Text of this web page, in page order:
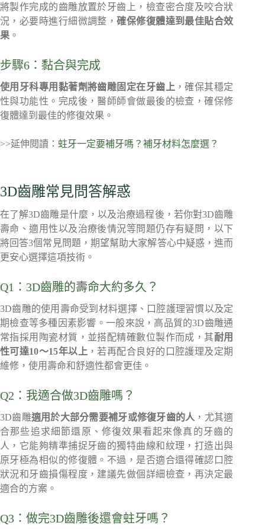
將製作完成的齒雕放置於牙齒上，檢查密合度及咬合狀
況，必要時進行細微調整，確保修復體達到最佳貼合效
果 。
步驟6：黏合與完成
使用牙科專用黏著劑將齒雕固定在牙齒上 ，確保其穩定
性與功能性。完成後，醫師師會做最後的檢查，確保修
復體達到最佳的修復效果。
>>延伸閱讀： 蛀牙一定要補牙嗎？補牙材料怎麼選？
3D齒雕常見問答解惑
在了解3D齒雕是什麼，以及治療過程後，若你對3D齒雕
壽命、適用性以及治療後情況等問題仍存有疑問，以下
將回答3個常見問題，期望幫助大家解答心中疑惑，進而
更安心選擇這項技術。
Q1：3D齒雕的壽命大約多久？
3D齒雕的使用壽命受到材料選擇、口腔護理習慣以及定
期檢查等多種因素影響。一般來說，高品質的3D齒雕通
常指採用陶瓷材質，並搭配精確數位製作而成，其耐用
性可達10～15年以上 ，若再配合良好的口腔護理及定期
維修，使用壽命和舒適性都會更佳。
Q2：我適合做3D齒雕嗎？
3D齒雕適用於大部分需要補牙或修復牙齒的人 ，尤其適
合那些追求細節還原、修復效果看起來像真的牙齒的
人，它能夠精準捕捉牙齒的獨特曲線和紋理，打造出與
原牙極為相似的修復體。不過，是否適合還得確認口腔
狀況和牙齒損傷程度，建議先做個詳細檢查，再決定最
適合的方案。
Q3：做完3D齒雕後還會蛀牙嗎？